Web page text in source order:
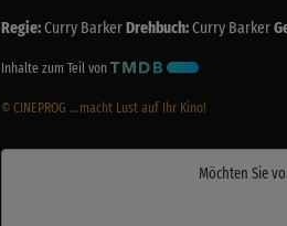
Regie:Curry BarkerDrehbuch:Curry Barker
Inhalte zum Teil von
© CINEPROG ...macht Lust auf Ihr Kino!
Möchten Sie